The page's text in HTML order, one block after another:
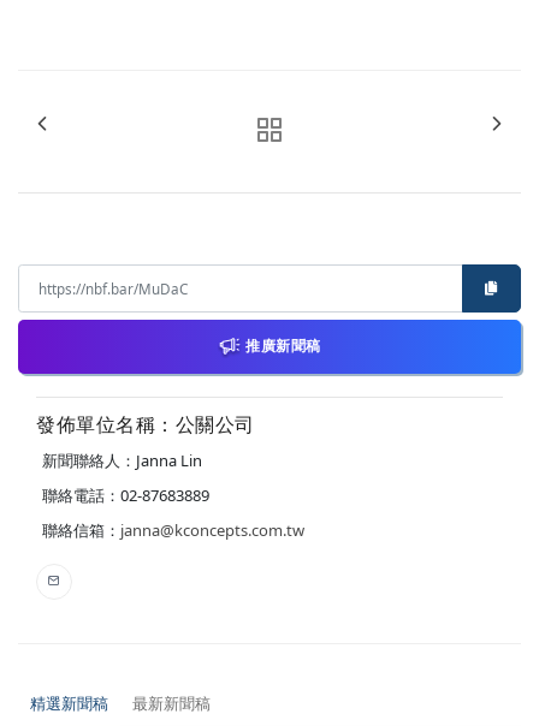
推廣新聞稿
發佈單位名稱：公關公司
新聞聯絡人：Janna Lin
聯絡電話：02-87683889
聯絡信箱： janna@kconcepts.com.tw
精選新聞稿 最新新聞稿